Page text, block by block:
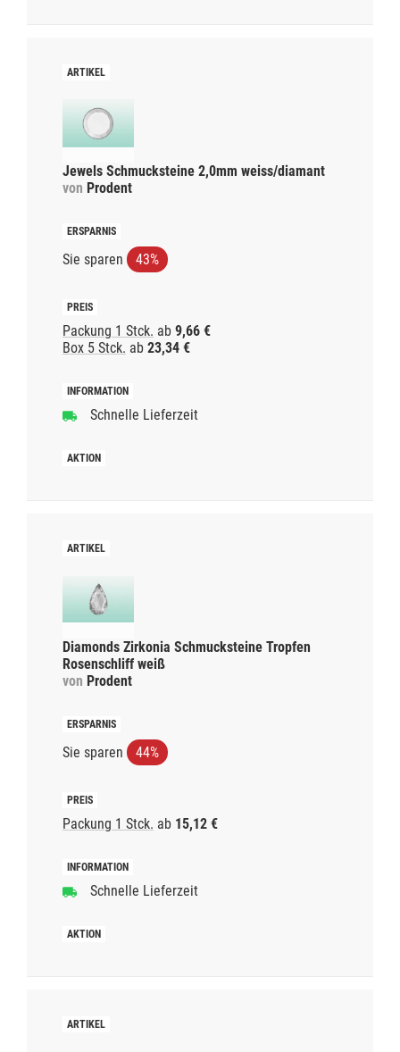
Jewels Schmucksteine 2,0mm weiss/diamant
von Prodent
Sie sparen 43%
Packung 1 Stck. ab 9,66 €
Box 5 Stck. ab 23,34 €
Schnelle Lieferzeit
Diamonds Zirkonia Schmucksteine Tropfen
Rosenschliff weiß
von Prodent
Sie sparen 44%
Packung 1 Stck. ab 15,12 €
Schnelle Lieferzeit